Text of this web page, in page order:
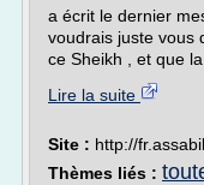
a écrit le dernier
voudrais juste vous
ce Sheikh , et que la
Lire la suite
Site : http://
Thèmes liés :